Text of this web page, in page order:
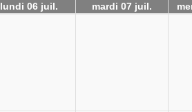
lundi 06 juil. mardi 07 juil.